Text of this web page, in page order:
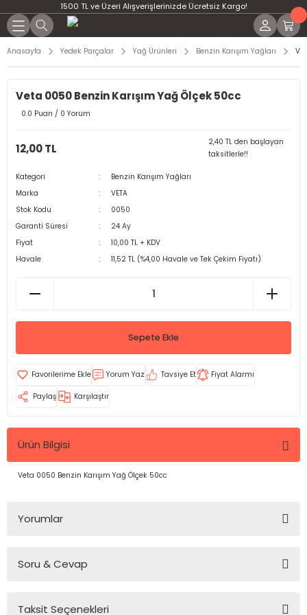
1500 TL ve Üzeri Alışverişlerinizde Ücretsiz Kargo!
Anasayfa Yedek Parçalar Yağ Ürünleri Benzin Karışım Yağları
Veta 0050 Benzin Karışım Yağ Ölçek 50cc
0.0 Puan / 0 Yorum
12,00 TL
2,40 TL den başlayan
taksitlerle!!
Kategori
Benzin Karışım Yağları
Marka
VETA
Stok Kodu
0050
Garanti Süresi
24 Ay
Fiyat
10,00 TL + KDV
Havale
11,52 TL (%4,00 Havale ve Tek Çekim Fiyatı)
Sepete Ekle
Yorum Yaz Tavsiye Et Fiyat Alarmı
Paylaş Karşılaştır
Ürün Bilgisi
Veta 0050 Benzin Karışım Yağ Ölçek 50cc
Yorumlar
Soru & Cevap
Taksit Seçenekleri